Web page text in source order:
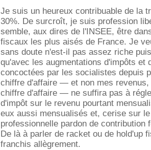
Je suis un heureux contribuable de la
30%. De surcroît, je suis profession
semble, aux dires de l'INSEE, être
fiscaux les plus aisés de France. Je
sans doute n'est-il pas assez riche
qu'avec les augmentations d'impôts et
concoctées par les socialistes depuis
chiffre d'affaire — et non mes revenus,
chiffre d'affaire — ne suffira pas à
d'impôt sur le revenu pourtant
eux aussi mensualisés et, cerise sur
professionnelle pardon de contribution
De là à parler de racket ou de hold'up
franchis allègrement.